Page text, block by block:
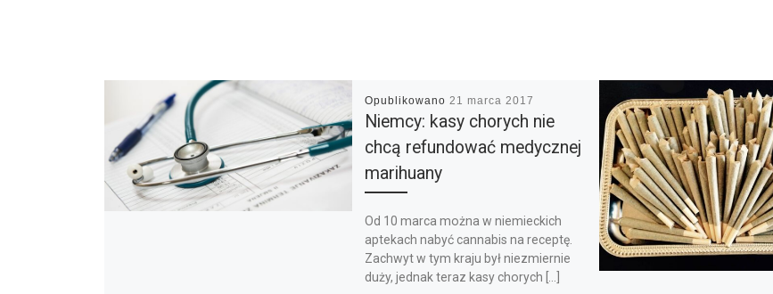
Opublikowano 21 marca 2017
Niemcy: kasy chorych nie
chcą refundować medycznej
marihuany
Od 10 marca można w niemieckich
aptekach nabyć cannabis na receptę.
Zachwyt w tym kraju był niezmiernie
duży, jednak teraz kasy chorych […]